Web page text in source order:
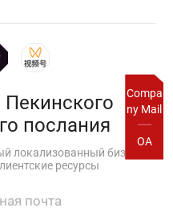
Compa
ny Mail
OA
Пекинского
послания
локализованный бизнес-
ресурсы